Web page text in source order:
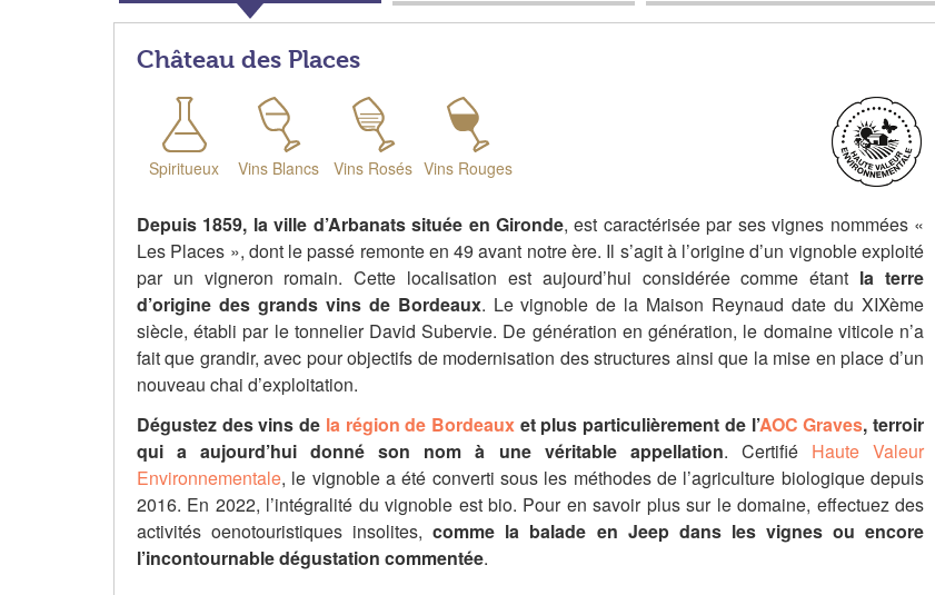
Château des Places
Spiritueux Vins Blancs Vins Rosés Vins Rouges
Depuis 1859, la ville d’Arbanats située en Gironde, est caractérisée par ses vignes nommées «
Les Places », dont le passé remonte en 49 avant notre ère. Il s’agit à l’origine d’un vignoble exploité
par un vigneron romain. Cette localisation est aujourd’hui considérée comme étant la terre
d’origine des grands vins de Bordeaux. Le vignoble de la Maison Reynaud date du XIXème
siècle, établi par le tonnelier David Subervie. De génération en génération, le domaine viticole n’a
fait que grandir, avec pour objectifs de modernisation des structures ainsi que la mise en place d’un
nouveau chai d’exploitation.
Dégustez des vins de la région de Bordeaux et plus particulièrement de l’AOC Graves, terroir
qui a aujourd’hui donné son nom à une véritable appellation. Certifié Haute Valeur
Environnementale, le vignoble a été converti sous les méthodes de l’agriculture biologique depuis
2016. En 2022, l’intégralité du vignoble est bio. Pour en savoir plus sur le domaine, effectuez des
activités oenotouristiques insolites, comme la balade en Jeep dans les vignes ou encore
l’incontournable dégustation commentée.